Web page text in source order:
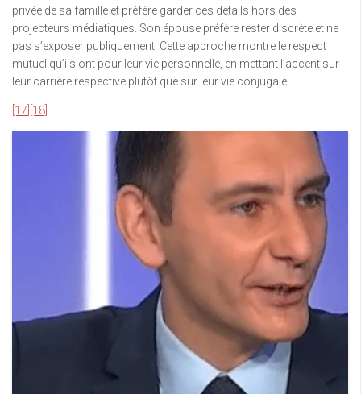
privée de sa famille et préfère garder ces détails hors des
projecteurs médiatiques. Son épouse préfère rester discrète et ne
pas s’exposer publiquement. Cette approche montre le respect
mutuel qu’ils ont pour leur vie personnelle, en mettant l’accent sur
leur carrière respective plutôt que sur leur vie conjugale.
[17] [18]